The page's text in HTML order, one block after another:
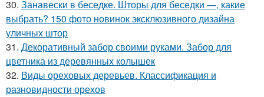
30. Занавески в беседке. Шторы для беседки —, какие
выбрать? 150 фото новинок эксклюзивного дизайна
уличных штор
31. Декоративный забор своими руками. Забор для
цветника из деревянных колышек
32. Виды ореховых деревьев. Классификация и
разновидности орехов